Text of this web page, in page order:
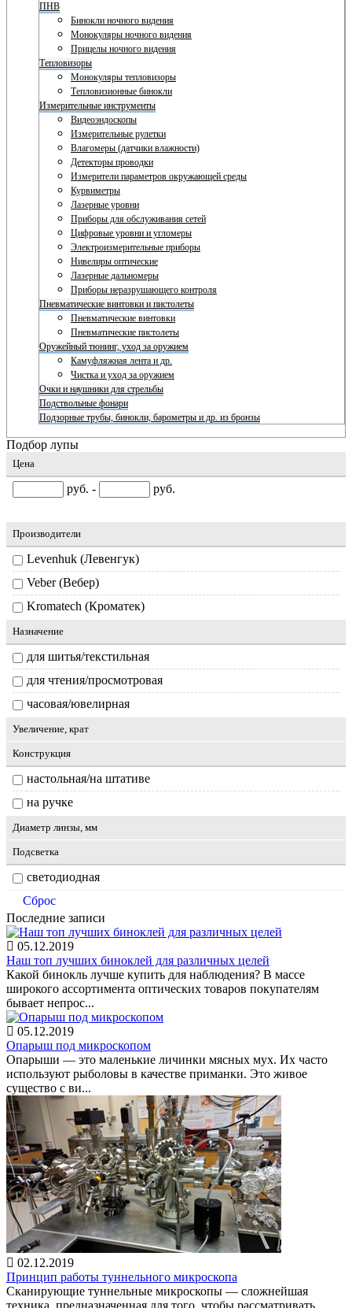
ПНВ
Бинокли ночного видения
Монокуляры ночного видения
Прицелы ночного видения
Тепловизоры
Монокуляры тепловизоры
Тепловизионные бинокли
Измерительные инструменты
Видеоэндоскопы
Измерительные рулетки
Влагомеры (датчики влажности)
Детекторы проводки
Измерители параметров окружающей среды
Курвиметры
Лазерные уровни
Приборы для обслуживания сетей
Цифровые уровни и угломеры
Электроизмерительные приборы
Нивелиры оптические
Лазерные дальномеры
Приборы неразрушающего контроля
Пневматические винтовки и пистолеты
Пневматические винтовки
Пневматические пистолеты
Оружейный тюнинг, уход за оружием
Камуфляжная лента и др.
Чистка и уход за оружием
Очки и наушники для стрельбы
Подствольные фонари
Подзорные трубы, бинокли, барометры и др. из бронзы
Подбор лупы
Цена
руб. - руб.
Производители
Levenhuk (Левенгук)
Veber (Вебер)
Kromatech (Кроматек)
Назначение
для шитья/текстильная
для чтения/просмотровая
часовая/ювелирная
Увеличение, крат
Конструкция
настольная/на штативе
на ручке
Диаметр линзы, мм
Подсветка
светодиодная
Сброс
Последние записи
05.12.2019
Наш топ лучших биноклей для различных целей
Какой бинокль лучше купить для наблюдения? В массе
широкого ассортимента оптических товаров покупателям
бывает непрос...
05.12.2019
Опарыш под микроскопом
Опарыши — это маленькие личинки мясных мух. Их часто
используют рыболовы в качестве приманки. Это живое
существо с ви...
02.12.2019
Принцип работы туннельного микроскопа
Сканирующие туннельные микроскопы — сложнейшая
техника, предназначенная для того, чтобы рассматривать